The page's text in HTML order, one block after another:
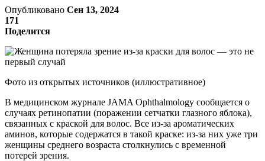
Опубликовано Сен 13, 2024
171
Поделится
Фото из открытых источников (иллюстративное)
В медицинском журнале JAMA Ophthalmology сообщается о
случаях ретинопатии (поражении сетчатки глазного яблока),
связанных с краской для волос. Все из-за ароматических
аминов, которые содержатся в такой краске: из-за них уже три
женщины среднего возраста столкнулись с временной
потерей зрения.